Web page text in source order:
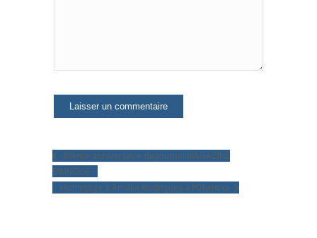
20ème anniversaire du journal MAGAZINE
BILINGUE
Hommage à Amália Rodrigues à l’Olympia